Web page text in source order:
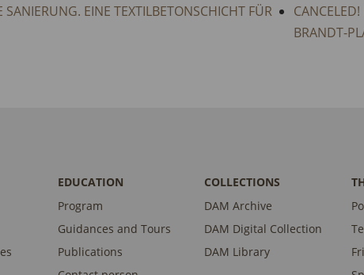
EINE TEXTILBETONSCHICHT FÜR
BRANDT-
EDUCATION
Program
Guidances and Tours
Publications
COLLECTIONS
DAM Archive
DAM Digital Collection
DAM Library